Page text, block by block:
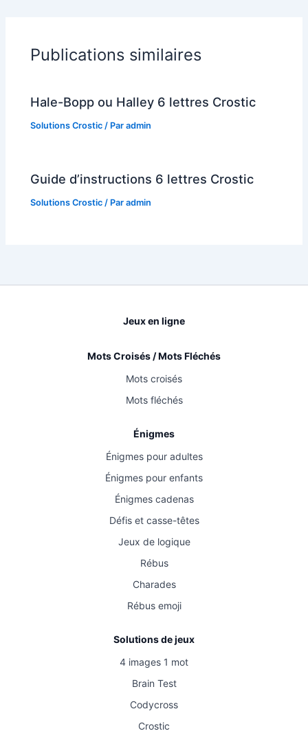
Publications similaires
Hale-Bopp ou Halley 6 lettres Crostic
Solutions Crostic / Paradmin
Guide d’instructions 6 lettres Crostic
Solutions Crostic / Paradmin
Jeux en ligne
Mots Croisés / Mots Fléchés
Mots croisés
Mots fléchés
Énigmes
Énigmes pour adultes
Énigmes pour enfants
Énigmes cadenas
Défis et casse-têtes
Jeux de logique
Rébus
Charades
Rébus emoji
Solutions de jeux
4 images 1 mot
Brain Test
Codycross
Crostic